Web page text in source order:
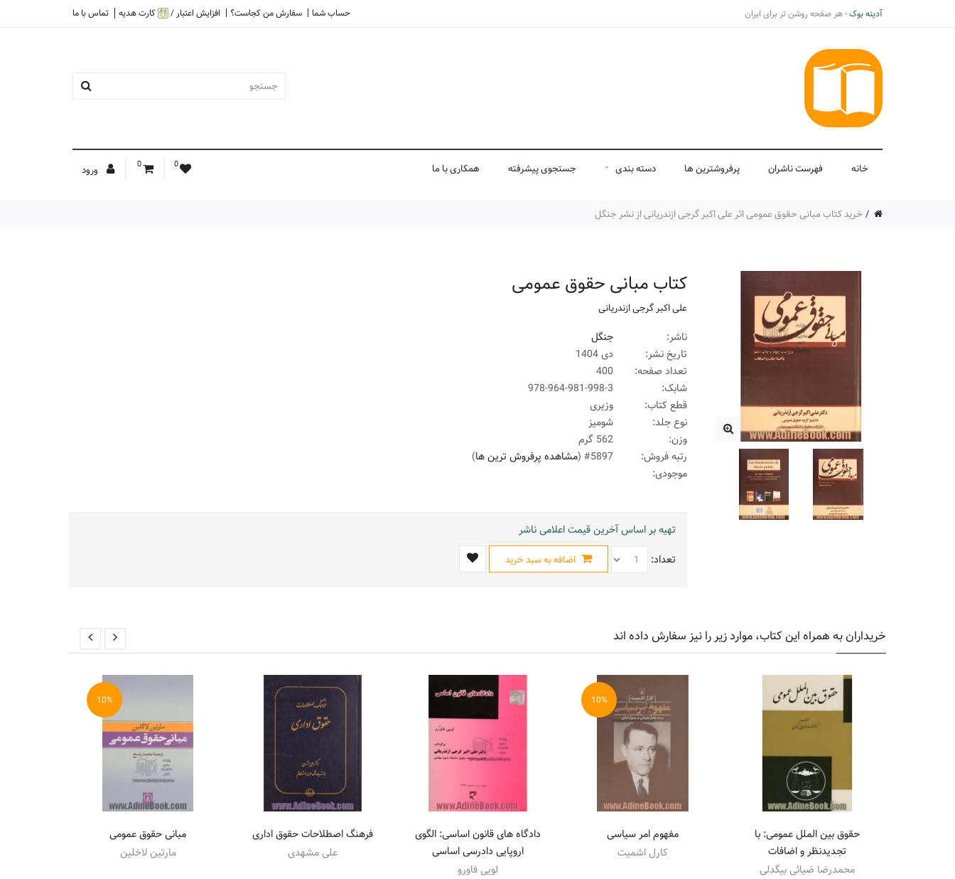
آدینه بوک- هر صفحه روشن تر برای ایران حساب شما سفارش من کجاست؟ افزایش اعتبار / کارت هدیه تماس با ما
0
0 ورود خانه فهرست ناشران پرفروشترین ها دسته بندی جستجوی پیشرفته همکاری با ما
خرید کتاب مبانی حقوق عمومی اثر علی اکبر گرجی ازندریانی از نشر جنگل
کتاب مبانی حقوق عمومی
علی اکبر گرجی ازندریانی
ناشر:
جنگل
تاریخ نشر:
دی 1404
تعداد صفحه:
شابک:
978-964-981-998-3
قطع کتاب:
وزیری
نوع جلد:
شومیز
وزن:
562 گرم
رتبه فروش:
#5897 ( مشاهده پرفروش ترین ها)
موجودی:
تهیه بر اساس آخرین قیمت اعلامی ناشر
تعداد:
اضافه به سبد خرید
خریداران به همراه این کتاب، موارد زیر را نیز سفارش داده اند
حقوق بین الملل عمومی: با
تجدیدنظر و اضافات
محمدرضا ضیائی بیگدلی
10%
مفهوم امر سیاسی
کارل اشمیت
دادگاه های قانون اساسی: الگوی
اروپایی دادرسی اساسی
لویی فاورو
فرهنگ اصطلاحات حقوق اداری
علی مشهدی
10%
مبانی حقوق عمومی
مارتین لاخلین